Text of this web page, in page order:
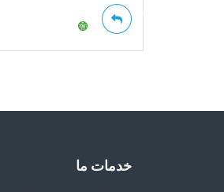
پاسخ داده شده
خدمات ما